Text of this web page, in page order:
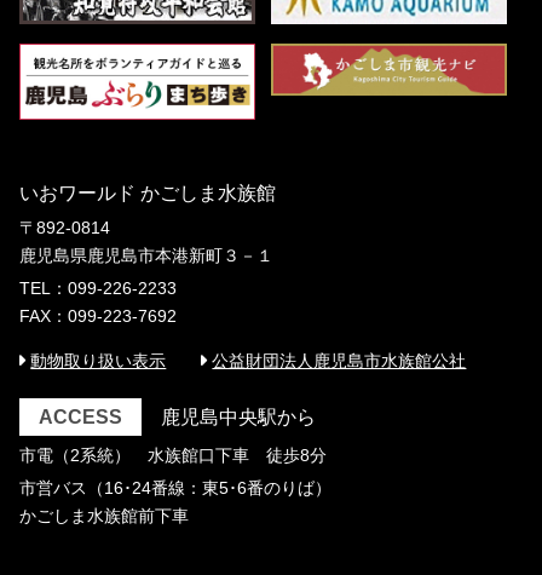
いおワールド かごしま水族館
〒892-0814
鹿児島県鹿児島市本港新町３－１
TEL：099-226-2233
FAX：099-223-7692
動物取り扱い表示 公益財団法人鹿児島市水族館公社
ACCESS 鹿児島中央駅から
市電（2系統） 水族館口下車 徒歩8分
市営バス（16･24番線：東5･6番のりば）
かごしま水族館前下車